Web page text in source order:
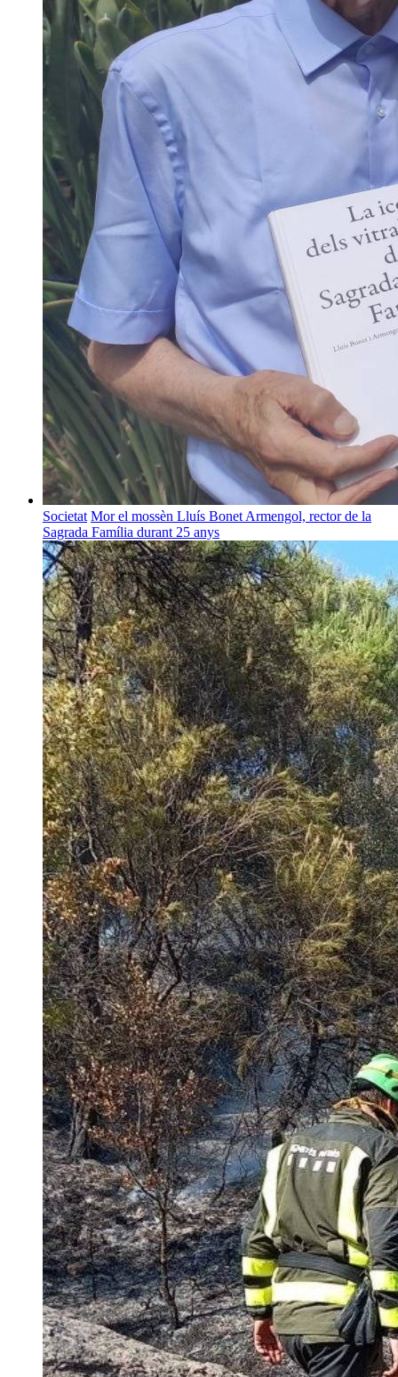
Societat Mor el mossèn Lluís Bonet Armengol, rector de la
Sagrada Família durant 25 anys